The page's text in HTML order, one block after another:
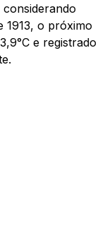
1913, o próximo
e registrado